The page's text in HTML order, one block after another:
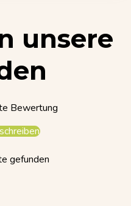
unsere
Bewertung
gefunden